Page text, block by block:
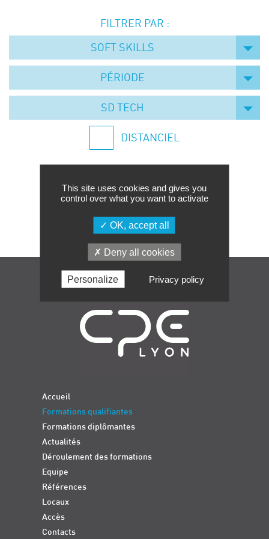
Symposium on Chain Transfer Catalysis for
sustainability – September 15 and 16, 2026
FRENCH-CHINESE CONFERENCE ON GREEN
Contacts
FILTRER PAR :
SOFT SKILLS
PÉRIODE
SD TECH
DISTANCIEL
Navigation
Accueil
Formations qualifiantes
Formations diplômantes
Actualités
Déroulement des formations
Equipe
Références
Locaux
Accès
Contacts
This site uses cookies and gives you
control over what you want to activate
OK, accept all
Deny all cookies
Personalize Privacy policy